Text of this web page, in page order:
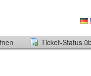
Ticket-Status